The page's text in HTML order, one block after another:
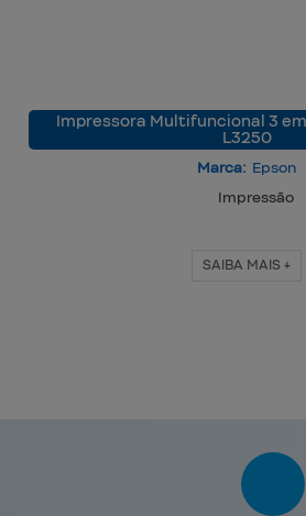
Impressora Multifuncional 3 em
L3250
Marca: Epson
Impressão
SAIBA MAIS +